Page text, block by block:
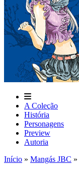
A Coleção
História
Personagens
Preview
Autoria
Início » Mangás JBC »